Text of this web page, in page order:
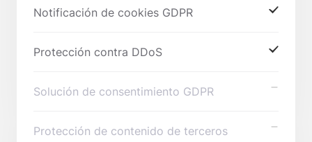
Notificación de cookies GDPR
Protección contra DDoS
Solución de consentimiento GDPR
Protección de contenido de terceros